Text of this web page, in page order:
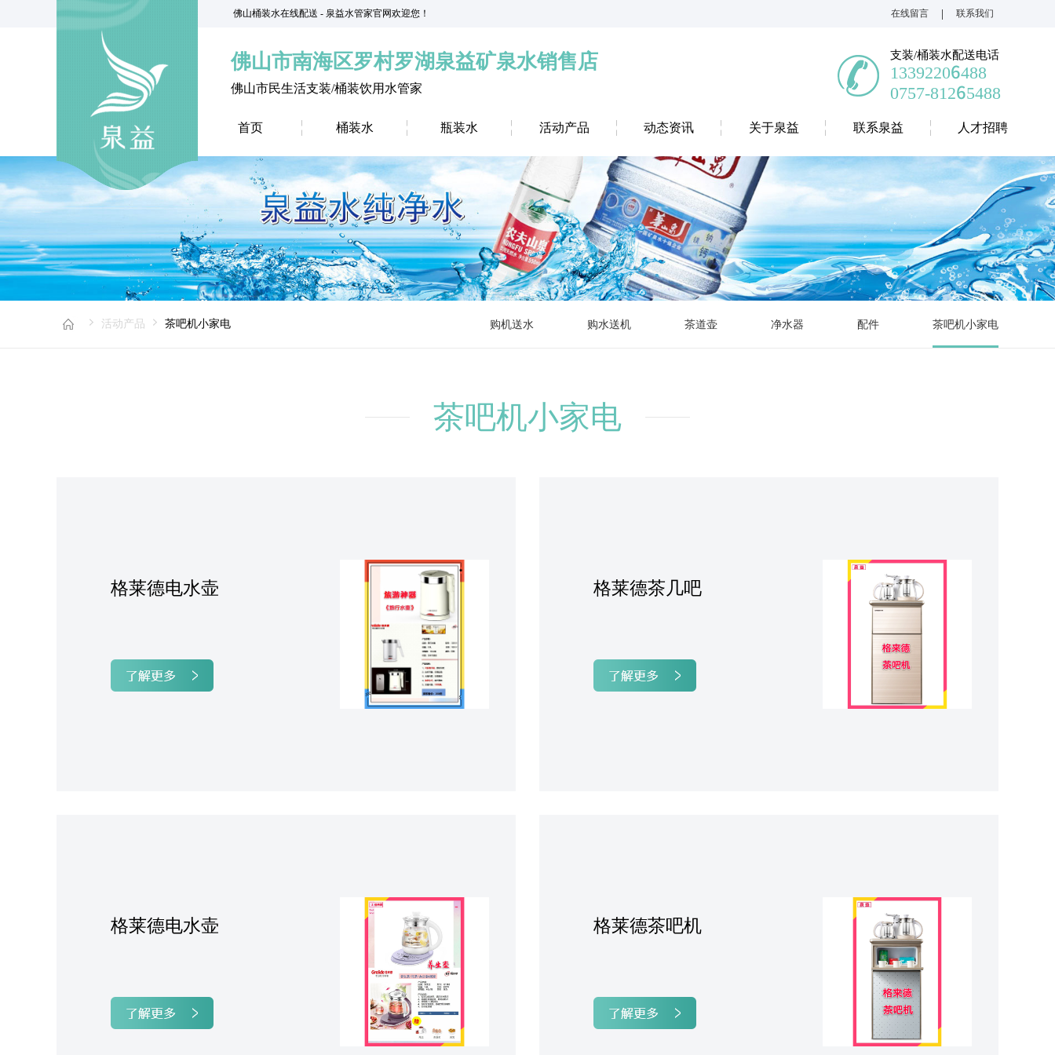
佛山桶装水在线配送 - 泉益水管家官网欢迎您！ 在线留言 | 联系我们
佛山市南海区罗村罗湖泉益矿泉水销售店
佛山市民生活支装/桶装饮用水管家
支装/桶装水配送电话
13392206488
0757-81265488
首页 桶装水 瓶装水 活动产品 动态资讯 关于泉益 联系泉益 人才招聘
活动产品 茶吧机小家电 购机送水 购水送机 茶道壶 净水器 配件 茶吧机小家电
茶吧机小家电
格莱德电水壶 格莱德茶几吧
格莱德电水壶 格莱德茶吧机